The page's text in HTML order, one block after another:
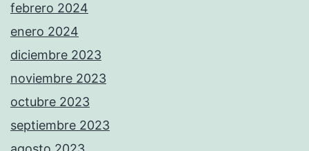
febrero 2024
enero 2024
diciembre 2023
noviembre 2023
octubre 2023
septiembre 2023